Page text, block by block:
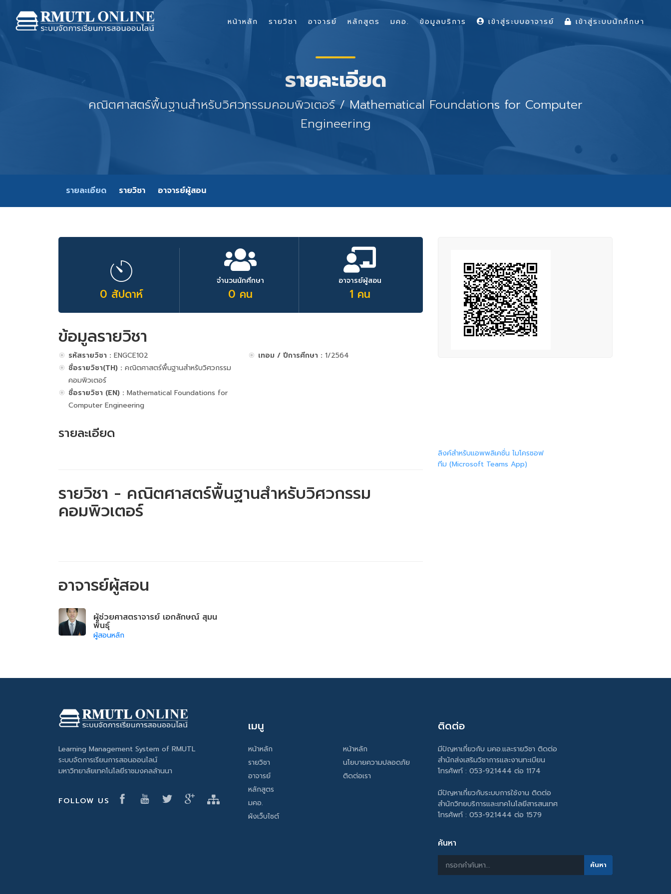
รายละเอียด
คณิตศาสตร์พื้นฐานสําหรับวิศวกรรมคอมพิวเตอร์ / Mathematical Foundations for Computer
Engineering
รายละเอียด รายวิชา อาจารย์ผู้สอน
0 สัปดาห์
จำนวนนักศึกษา
0 คน
อาจารย์ผู้สอน
1 คน
ข้อมูลรายวิชา
รหัสรายวิชา : ENGCE102
ชื่อรายวิชา(TH) : คณิตศาสตร์พื้นฐานสําหรับวิศวกรรม
คอมพิวเตอร์
ชื่อรายวิชา (EN) : Mathematical Foundations for
Computer Engineering
เทอม / ปีการศึกษา : 1/2564
รายละเอียด
รายวิชา - คณิตศาสตร์พื้นฐานสําหรับวิศวกรรม
คอมพิวเตอร์
อาจารย์ผู้สอน
ผู้ช่วยศาสตราจารย์ เอกลักษณ์ สุมน
พันธุ์
ผู้สอนหลัก
ลิงค์สำหรับแอพพลิเคชั่น ไมโครซอฟ
ทีม (Microsoft Teams App)
Learning Management System of RMUTL
ระบบจัดการเรียนการสอนออนไลน์
มหาวิทยาลัยเทคโนโลยีราชมงคลล้านนา
FOLLOW US
เมนู
หน้าหลัก
รายวิชา
อาจารย์
หลักสูตร
มคอ.
ผังเว็บไซต์
หน้าหลัก
นโยบายความปลอดภัย
ติดต่อเรา
ติดต่อ
มีปัญหาเกี่ยวกับ มคอ.และรายวิชา ติดต่อ
สำนักส่งเสริมวิชาการและงานทะเบียน
โทรศัพท์ : 053-921444 ต่อ 1174
มีปัญหาเกี่ยวกับระบบการใช้งาน ติดต่อ
สำนักวิทยบริการและเทคโนโลยีสารสนเทศ
โทรศัพท์ : 053-921444 ต่อ 1579
ค้นหา
หน้าหลัก รายวิชา อาจารย์ หลักสูตร มคอ. ข้อมูลบริการ เข้าสู่ระบบอาจารย์ เข้าสู่ระบบนักศึกษา